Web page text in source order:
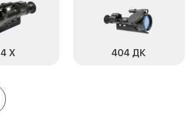
406 Д Infratech
Д Infratech
ПО) 406 Д Infratech
Х 404 ДК